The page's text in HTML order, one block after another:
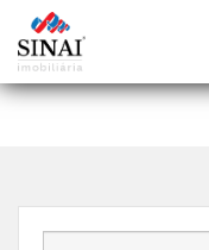
Início» Blog